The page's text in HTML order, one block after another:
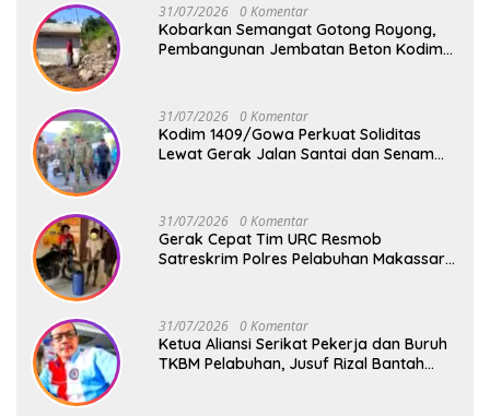
31/07/2026 0 Komentar
Kobarkan Semangat Gotong Royong,
Pembangunan Jembatan Beton Kodim
31/07/2026 0 Komentar
Kodim 1409/Gowa Perkuat Soliditas
Lewat Gerak Jalan Santai dan Senam
31/07/2026 0 Komentar
Gerak Cepat Tim URC Resmob
Satreskrim Polres Pelabuhan Makassar
31/07/2026 0 Komentar
Ketua Aliansi Serikat Pekerja dan Buruh
TKBM Pelabuhan, Jusuf Rizal Bantah